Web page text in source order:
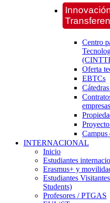
Centro
Oferta
EBTCs
empresas
Campus
INTERNACIONAL
Inicio
Estudiantes
Erasmus+ y
Estudiantes
Students)
Profesores / PTGAS